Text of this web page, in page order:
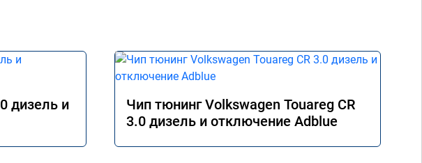
дизель и
Чип тюнинг Volkswagen Touareg CR
3.0 дизель и отключение Adblue